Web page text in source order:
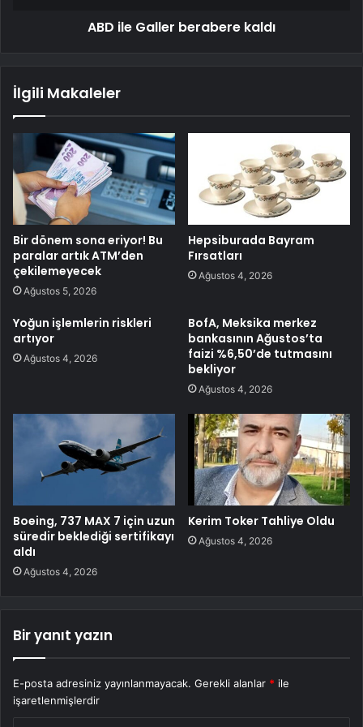
ABD ile Galler berabere kaldı
İlgili Makaleler
Bir dönem sona eriyor! Bu
paralar artık ATM’den
çekilemeyecek
Ağustos 5, 2026
Hepsiburada Bayram
Fırsatları
Ağustos 4, 2026
Yoğun işlemlerin riskleri
artıyor
Ağustos 4, 2026
BofA, Meksika merkez
bankasının Ağustos’ta
faizi %6,50’de tutmasını
bekliyor
Ağustos 4, 2026
Boeing, 737 MAX 7 için uzun
süredir beklediği sertifikayı
aldı
Ağustos 4, 2026
Kerim Toker Tahliye Oldu
Ağustos 4, 2026
Bir yanıt yazın
E-posta adresiniz yayınlanmayacak. Gerekli alanlar * ile
işaretlenmişlerdir